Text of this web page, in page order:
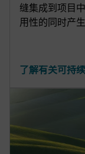
缝集成到项目
用性的同时产
了解有关可持